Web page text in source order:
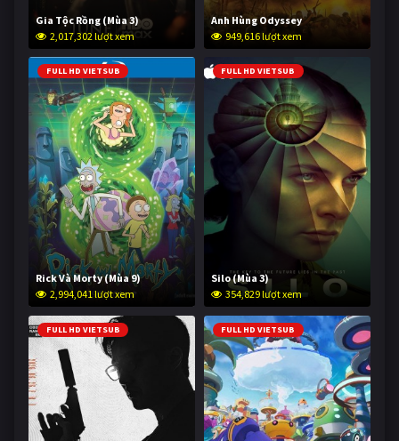
Gia Tộc Rồng (Mùa 3)
2,017,302 lượt xem
Anh Hùng Odyssey
949,616 lượt xem
FULL HD VIETSUB
Rick Và Morty (Mùa 9)
2,994,041 lượt xem
FULL HD VIETSUB
Silo (Mùa 3)
354,829 lượt xem
FULL HD VIETSUB FULL HD VIETSUB